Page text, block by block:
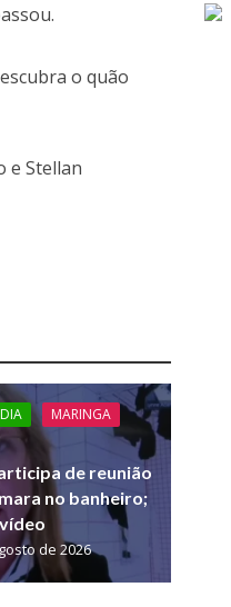
o quão
e Stellan
MARINGA
de reunião
no banheiro;
vídeo
de 2026